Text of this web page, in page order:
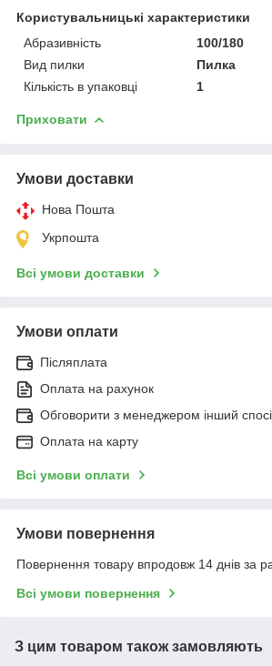
Користувальницькі характеристики
Абразивність
100/180
Вид пилки
Пилка
Кількість в упаковці
1
Приховати
Умови доставки
Нова Пошта
Укрпошта
Всі умови доставки
Умови оплати
Післяплата
Оплата на рахунок
Обговорити з менеджером інший
Оплата на карту
Всі умови оплати
Умови повернення
Повернення товару впродовж 14 днів за
Всі умови повернення
З цим товаром також замовляють